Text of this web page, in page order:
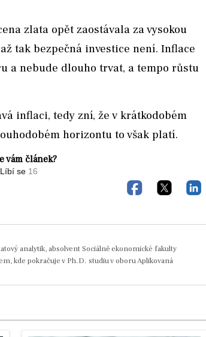
zlata opět zaostávala za vysokou
tak bezpečná investice není. Inflace
a nebude dlouho trvat, a tempo růstu
inflaci, tedy zní, že v krátkodobém
horizontu to však platí.
vám článek?
analytik, absolvent Sociálně ekonomické fakulty
kde pokračuje v Ph.D. studiu v oboru Aplikovaná